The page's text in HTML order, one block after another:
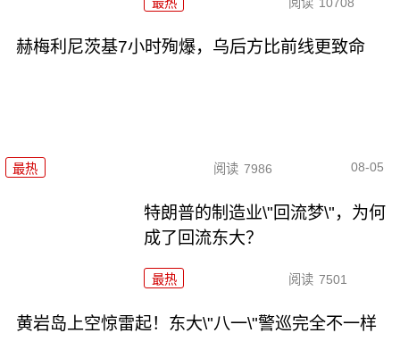
最热 阅读 10708
赫梅利尼茨基7小时殉爆，乌后方比前线更致命
最热 阅读 7986 08-05
特朗普的制造业\"回流梦\"，为何
成了回流东大？
最热 阅读 7501
黄岩岛上空惊雷起！东大\"八一\"警巡完全不一样